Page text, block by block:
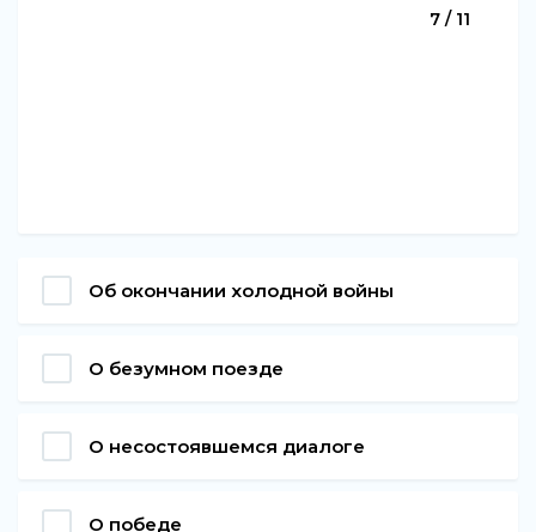
7 / 11
Об окончании холодной войны
О безумном поезде
О несостоявшемся диалоге
О победе